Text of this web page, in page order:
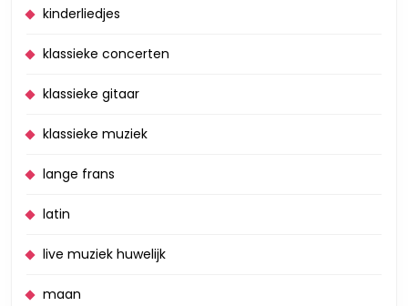
kinderliedjes
klassieke concerten
klassieke gitaar
klassieke muziek
lange frans
latin
live muziek huwelijk
maan